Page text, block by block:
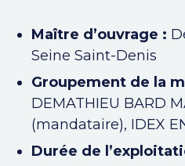
Maître d’ouvrage :
Seine Saint-Denis
Groupement de la
DEMATHIEU BARD
(mandataire), IDEX
Durée de